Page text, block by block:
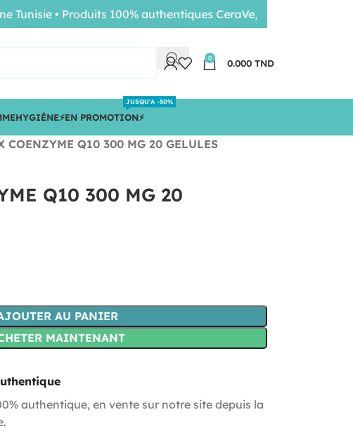
0 0.000 TND
HYGIÈNE⚡️EN PROMOTION⚡️
JUSQU'A -50%
COENZYME Q10 300 MG 20 GELULES
Q10 300 MG 20
AU PANIER
MAINTENANT
authentique, en vente sur notre site depuis la
• Produits 100% authentiques CeraVe, Nuxe, Bioderma •